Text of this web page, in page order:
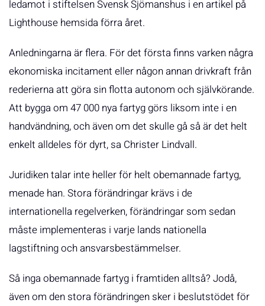
ledamot i stiftelsen Svensk Sjömanshus i en artikel på
Lighthouse hemsida förra året.
Anledningarna är flera. För det första finns varken några
ekonomiska incitament eller någon annan drivkraft från
rederierna att göra sin flotta autonom och självkörande.
Att bygga om 47 000 nya fartyg görs liksom inte i en
handvändning, och även om det skulle gå så är det helt
enkelt alldeles för dyrt, sa Christer Lindvall.
Juridiken talar inte heller för helt obemannade fartyg,
menade han. Stora förändringar krävs i de
internationella regelverken, förändringar som sedan
måste implementeras i varje lands nationella
lagstiftning och ansvarsbestämmelser.
Så inga obemannade fartyg i framtiden alltså? Jodå,
även om den stora förändringen sker i beslutstödet för